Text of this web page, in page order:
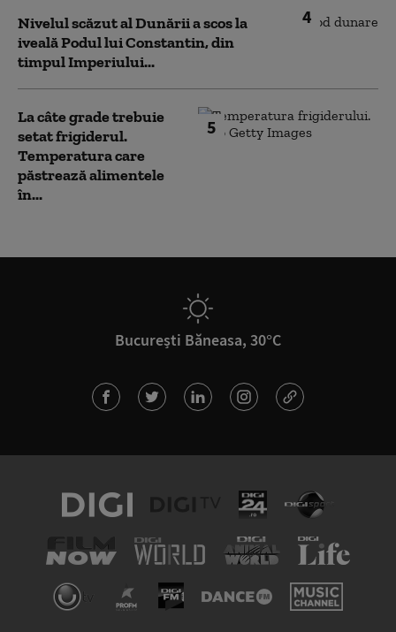
4
Nivelul scăzut al Dunării a scos la
iveală Podul lui Constantin, din
timpul Imperiului...
5
La câte grade trebuie
setat frigiderul.
Temperatura care
păstrează alimentele
în...
București Băneasa, 30°C